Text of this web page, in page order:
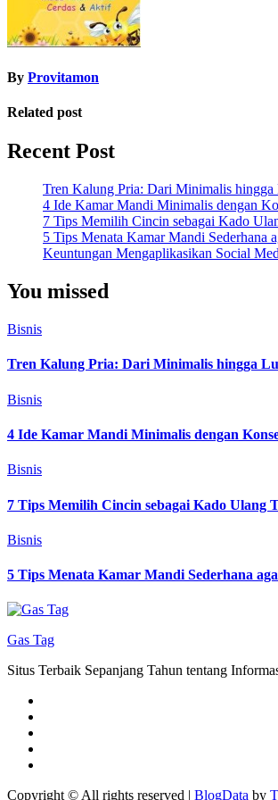
By Provitamon
Related post
Recent Post
Tren Kalung Pria: Dari Minimalis
4 Ide Kamar Mandi Minimalis dengan
7 Tips Memilih Cincin sebagai Kado
5 Tips Menata Kamar Mandi Sederhana
Keuntungan Mengaplikasikan Social
You missed
Bisnis
Tren Kalung Pria: Dari Minimalis hingga
Bisnis
4 Ide Kamar Mandi Minimalis dengan
Bisnis
7 Tips Memilih Cincin sebagai Kado Ulang
Bisnis
5 Tips Menata Kamar Mandi Sederhana
Gas Tag
Situs Terbaik Sepanjang Tahun tentang
Copyright © All rights reserved | BlogData by